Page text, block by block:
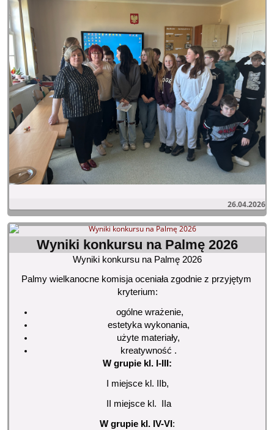
26.04.2026
Wyniki konkursu na Palmę 2026
Wyniki konkursu na Palmę 2026
Palmy wielkanocne komisja oceniała zgodnie z przyjętym
kryterium:
ogólne wrażenie,
estetyka wykonania,
użyte materiały,
kreatywność .
W grupie kl. I-III:
I miejsce kl. IIb,
II miejsce kl.  IIa
W grupie kl. IV-VI :